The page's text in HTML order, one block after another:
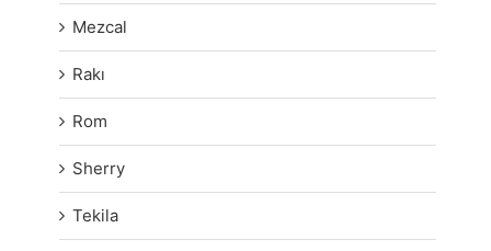
Mezcal
Rakı
Rom
Sherry
Tekila